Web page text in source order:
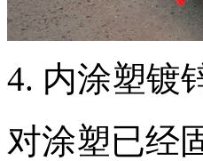
4. 内涂塑镀
对涂塑已经